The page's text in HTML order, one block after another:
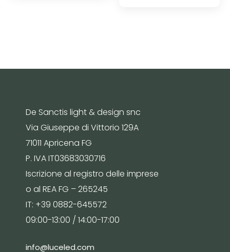
De Sanctis light & design snc
Via Giuseppe di Vittorio 129A
71011 Apricena FG
P. IVA IT03683030716
Iscrizione al registro delle imprese
o al REA FG – 265245
IT: +39 0882-645572
09:00-13:00 / 14:00-17:00
info@luceled.com